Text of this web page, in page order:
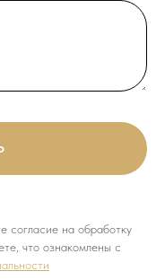
согласие на обработку
что ознакомлены с